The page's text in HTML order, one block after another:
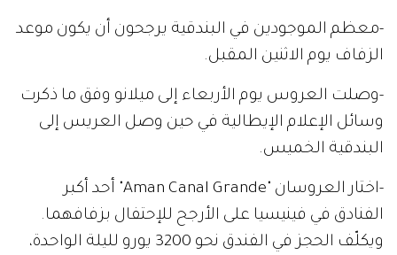
-معظم الموجودين في البندقية يرجحون أن يكون موعد
الزفاف يوم الاثنين المقبل.
-وصلت العروس يوم الأربعاء إلى ميلانو وفق ما ذكرت
وسائل الإعلام الإيطالية في حين وصل العريس إلى
البندقية الخميس.
-اختار العروسان "Aman Canal Grande" أحد أكبر
الفنادق في فينيسيا على الأرجح للإحتفال بزفافهما.
ويكلّف الحجز في الفندق نحو 3200 يورو لليلة الواحدة،